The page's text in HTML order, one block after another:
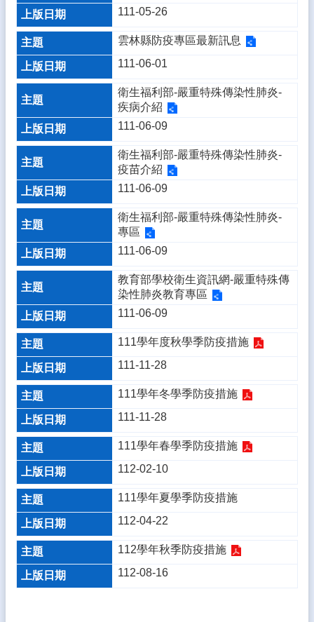
回
首
網
站
導
覽
後
台
管
理
網
資
料
開
放
宣
告
隱
私
權
宣
告
資
訊
安
全
政
策
111-05-26
雲林縣防疫專區最新訊息
111-06-01
衛生福利部-嚴重特殊傳染性肺炎-
疾病介紹
111-06-09
衛生福利部-嚴重特殊傳染性肺炎-
疫苗介紹
111-06-09
衛生福利部-嚴重特殊傳染性肺炎-
專區
111-06-09
教育部學校衛生資訊網-嚴重特殊傳
染性肺炎教育專區
111-06-09
111學年度秋學季防疫措施
111-11-28
111學年冬學季防疫措施
111-11-28
111學年春學季防疫措施
112-02-10
111學年夏學季防疫措施
112-04-22
112學年秋季防疫措施
112-08-16